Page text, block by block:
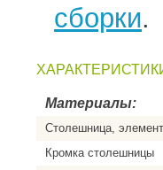
сборки.
Материалы:
Столешница,
Кромка столешницы